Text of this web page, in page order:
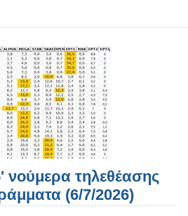
νούμερα τηλεθέασης
(6/7/2026)